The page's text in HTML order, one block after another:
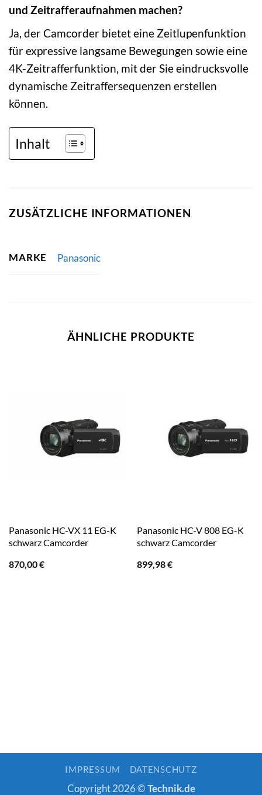
und Zeitrafferaufnahmen machen?
Ja, der Camcorder bietet eine Zeitlupenfunktion
für expressive langsame Bewegungen sowie eine
4K-Zeitrafferfunktion, mit der Sie eindrucksvolle
dynamische Zeitraffersequenzen erstellen
können.
Inhalt
ZUSÄTZLICHE INFORMATIONEN
MARKE Panasonic
ÄHNLICHE PRODUKTE
Panasonic HC-VX 11 EG-K
schwarz Camcorder
870,00€
Panasonic HC-V 808 EG-K
schwarz Camcorder
899,98€
IMPRESSUM DATENSCHUTZ
Copyright 2026 ©Technik.de